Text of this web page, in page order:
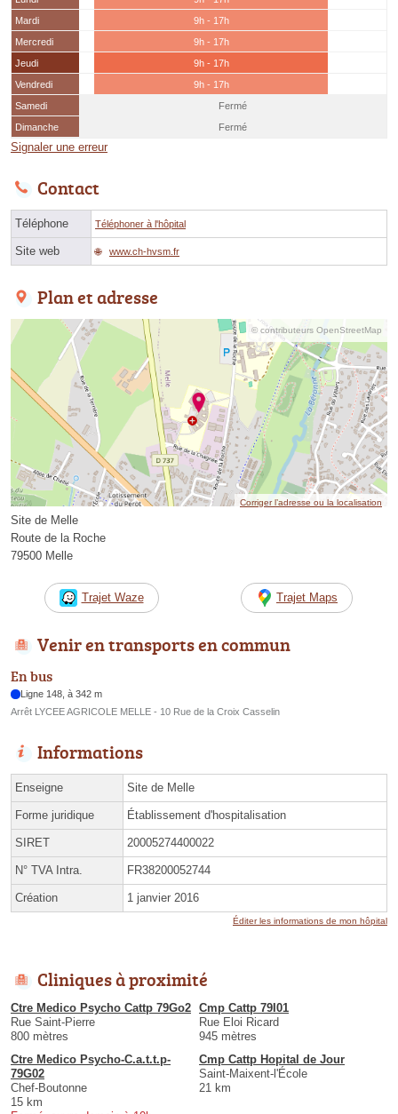
Mardi
9h - 17h
Mercredi
9h - 17h
Jeudi
9h - 17h
Vendredi
9h - 17h
Samedi
Fermé
Dimanche
Fermé
Signaler une erreur
Contact
Téléphone Téléphoner à l'hôpital
Site web www.ch-hvsm.fr
Plan et adresse
© contributeurs OpenStreetMap
Corriger l’adresse ou la localisation
Site de Melle
Route de la Roche
79500 Melle
Trajet Waze Trajet Maps
Venir en transports en commun
En bus
Ligne 148, à 342 m
Arrêt LYCEE AGRICOLE MELLE - 10 Rue de la Croix Casselin
Informations
Enseigne Site de Melle
Forme juridique Établissement d'hospitalisation
SIRET 20005274400022
N° TVA Intra. FR38200052744
Création 1 janvier 2016
Éditer les informations de mon hôpital
Cliniques à proximité
Ctre Medico Psycho Cattp 79Go2
Rue Saint-Pierre
800 mètres
Cmp Cattp 79I01
Rue Eloi Ricard
945 mètres
Ctre Medico Psycho-C.a.t.t.p-
79G02
Chef-Boutonne
15 km
Cmp Cattp Hopital de Jour
Saint-Maixent-l'École
21 km